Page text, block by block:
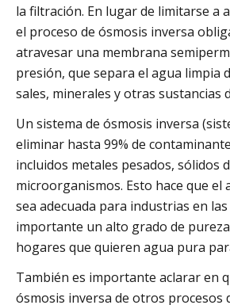
la filtración. En lugar de limitarse a
el proceso de ósmosis inversa
atravesar una membrana
presión, que separa el agua limpia
sales, minerales y otras sustancias
Un sistema de ósmosis inversa
eliminar hasta 99% de
incluidos metales pesados, sólidos
microorganismos. Esto hace que el
sea adecuada para industrias en las
importante un alto grado de
hogares que quieren agua pura
También es importante aclarar en
ósmosis inversa de otros procesos